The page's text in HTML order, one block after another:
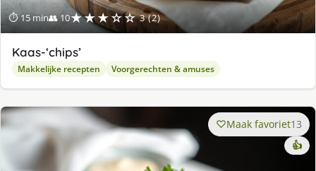
⏱ 15 min👥 10★★★☆☆ 3 (2)
Kaas-‘chips’
Makkelijke recepten Voorgerechten & amuses
Maak favoriet13
👍